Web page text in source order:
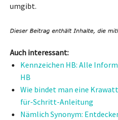
umgibt.
Auch interessant:
Kennzeichen HB: Alle
HB
Wie bindet man eine
für-Schritt-Anleitung
Nämlich Synonym: